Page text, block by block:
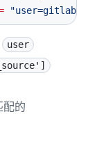
user
的